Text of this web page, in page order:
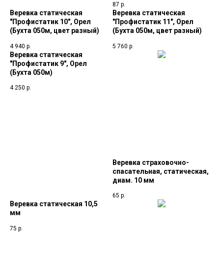
87 р.
Веревка статическая
"Профистатик 10", Орел
(Бухта 050м, цвет разный)
4 940 р.
Веревка статическая
"Профистатик 11", Орел
(Бухта 050м, цвет разный)
5 760 р.
Веревка статическая
"Профистатик 9", Орел
(Бухта 050м)
4 250 р.
Веревка страховочно-
спасательная, статическая,
диам. 10 мм
65 р.
Веревка статическая 10,5
мм
75 р.